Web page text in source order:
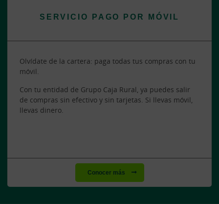
SERVICIO PAGO POR MÓVIL
Olvídate de la cartera: paga todas tus compras con tu
móvil.
Con tu entidad de Grupo Caja Rural, ya puedes salir
de compras sin efectivo y sin tarjetas. Si llevas móvil,
llevas dinero.
Conocer más